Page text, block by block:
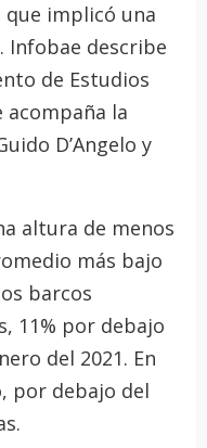
implicó una
Infobae describe
de Estudios
acompaña la
D’Angelo y
altura de menos
más bajo
barcos
11% por debajo
del 2021. En
por debajo del